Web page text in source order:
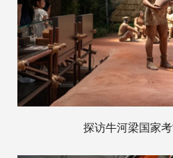
探访牛河梁国家